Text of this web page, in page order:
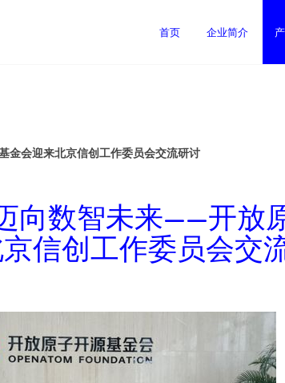
首页 企业简介
金会迎来北京信创工作委员会交流研讨
向数智未来——开放
信创工作委员会交